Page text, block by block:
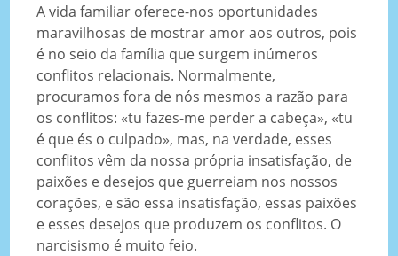
A vida familiar oferece-nos oportunidades
maravilhosas de mostrar amor aos outros, pois
é no seio da família que surgem inúmeros
conflitos relacionais. Normalmente,
procuramos fora de nós mesmos a razão para
os conflitos: «tu fazes-me perder a cabeça», «tu
é que és o culpado», mas, na verdade, esses
conflitos vêm da nossa própria insatisfação, de
paixões e desejos que guerreiam nos nossos
corações, e são essa insatisfação, essas paixões
e esses desejos que produzem os conflitos. O
narcisismo é muito feio.